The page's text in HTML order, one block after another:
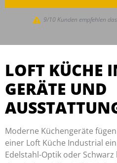
9/10 Kunden empfehlen
LOFT KÜCHE
GERÄTE UND
Moderne Küchengeräte
einer Loft Küche Industrial
Edelstahl-Optik oder